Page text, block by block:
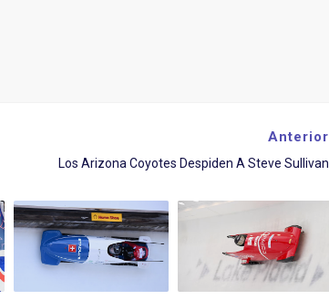
Anterior
Los Arizona Coyotes Despiden A Steve Sullivan